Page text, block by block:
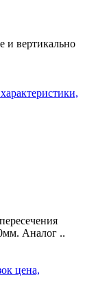
и вертикально
Аналог ..